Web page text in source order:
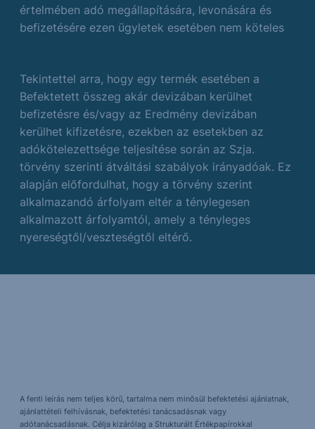
értelmében adó megállapítására, levonására és
befizetésére ezen ügyletek esetében nem köteles
Tekintettel arra, hogy egy termék esetében a
Befektetett összeg akár devizában kerülhet
befizetésre és/vagy az Eredmény devizában
kerülhet kifizetésre, ezekben az esetekben az
adókötelezettsége teljesítése során az Szja.
törvény szerinti átváltási szabályok irányadóak. Ez
alapján előfordulhat, hogy a törvény szerint
alkalmazandó árfolyam eltér a ténylegesen
alkalmazott árfolyamtól, amely a tényleges
nyereségtől/veszteségtől eltérő.
A fenti leírás nem teljes körű, tartalma nem minősül befektetési ajánlatnak,
ajánlattételi felhívásnak, befektetési tanácsadásnak vagy
adótanácsadásnak. Célja kizárólag a Strukturált Értékpapírokkal